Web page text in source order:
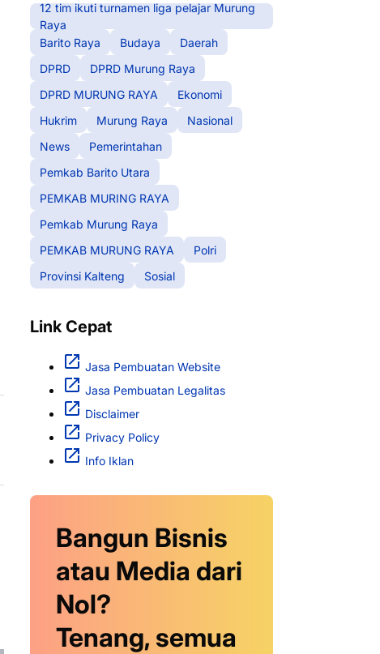
12 tim ikuti turnamen liga pelajar Murung
Raya
Barito Raya
Budaya
Daerah
DPRD
DPRD Murung Raya
DPRD MURUNG RAYA
Ekonomi
Hukrim
Murung Raya
Nasional
News
Pemerintahan
Pemkab Barito Utara
PEMKAB MURING RAYA
Pemkab Murung Raya
PEMKAB MURUNG RAYA
Polri
Provinsi Kalteng
Sosial
Link Cepat
Jasa Pembuatan Website
Jasa Pembuatan Legalitas
Disclaimer
Privacy Policy
Info Iklan
Bangun Bisnis
atau Media dari
Nol?
Tenang, semua